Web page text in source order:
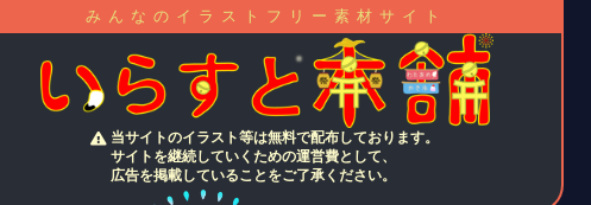
みんなのイラストフリー素材サイト
当サイトのイラスト等は無料で配布しております。
サイトを継続していくための運営費として、
広告を掲載していることをご了承ください。